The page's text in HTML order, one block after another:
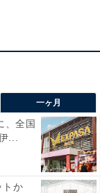
茨城）
一ヶ月
、全国
...
トか